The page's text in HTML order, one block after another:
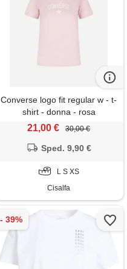
Converse logo fit regular w - t-
shirt - donna - rosa
21,00 € 30,00 €
Sped. 9,90 €
L S XS
Cisalfa